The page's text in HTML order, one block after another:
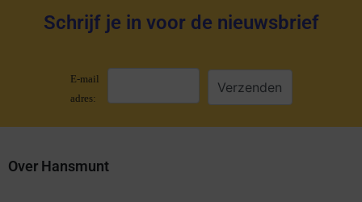
Schrijf je in voor de nieuwsbrief
E-mail
adres:
Over Hansmunt